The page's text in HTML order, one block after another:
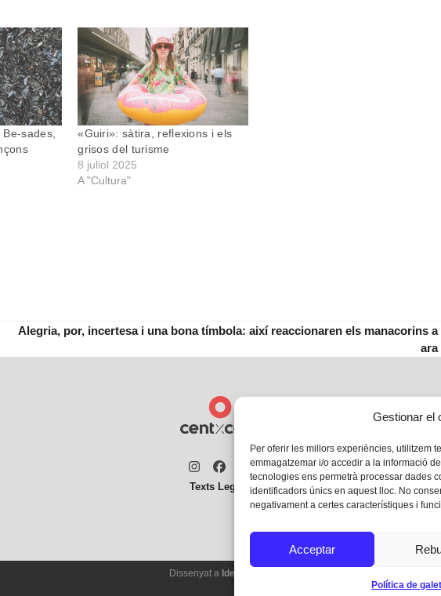
Gestionar el
Per oferir les millors experiències, utilitzem
emmagatzemar i/o accedir a la informació
tecnologies ens permetrà processar dades
identificadors únics en aquest lloc. No
negativament a certes característiques i
Acceptar
Política de
sades,
«Guiri»: sàtira, reflexions i els
grisos del turisme
8 juliol 2025
A "Cultura"
Alegria, por, incertesa i una bona tímbola: així reaccionaren els manacorins
ara
Instagram
Facebook
Twitter
Texts Legals
Dissenyat a Ideograma